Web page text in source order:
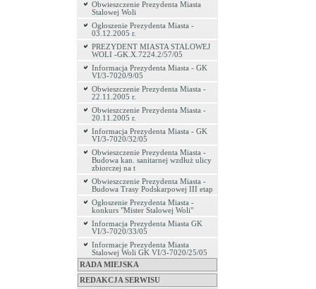
Obwieszczenie Prezydenta Miasta
Stalowej Woli
Ogłoszenie Prezydenta Miasta -
03.12.2005 r.
PREZYDENT MIASTA STALOWEJ
WOLI -GK.X.7224.2/57/05
Informacja Prezydenta Miasta - GK
VI/3-7020/9/05
Obwieszczenie Prezydenta Miasta -
22.11.2005 r.
Obwieszczenie Prezydenta Miasta -
20.11.2005 r.
Informacja Prezydenta Miasta - GK
VI/3-7020/32/05
Obwieszczenie Prezydenta Miasta -
Budowa kan. sanitarnej wzdłuż ulicy
zbiorczej na t
Obwieszczenie Prezydenta Miasta -
Budowa Trasy Podskarpowej III etap
Ogłoszenie Prezydenta Miasta -
konkurs "Mister Stalowej Woli"
Informacja Prezydenta Miasta GK
VI/3-7020/33/05
Informacje Prezydenta Miasta
Stalowej Woli GK VI/3-7020/25/05
RADA MIEJSKA
REDAKCJA SERWISU